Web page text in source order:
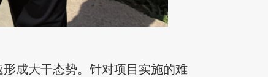
成大干态势。针对项目实施的难